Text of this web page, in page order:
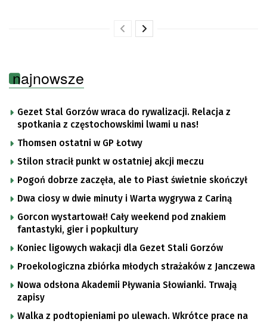
najnowsze
Gezet Stal Gorzów wraca do rywalizacji. Relacja z
spotkania z częstochowskimi lwami u nas!
Thomsen ostatni w GP Łotwy
Stilon stracił punkt w ostatniej akcji meczu
Pogoń dobrze zaczęła, ale to Piast świetnie skończył
Dwa ciosy w dwie minuty i Warta wygrywa z Cariną
Gorcon wystartował! Cały weekend pod znakiem
fantastyki, gier i popkultury
Koniec ligowych wakacji dla Gezet Stali Gorzów
Proekologiczna zbiórka młodych strażaków z Janczewa
Nowa odsłona Akademii Pływania Słowianki. Trwają
zapisy
Walka z podtopieniami po ulewach. Wkrótce prace na